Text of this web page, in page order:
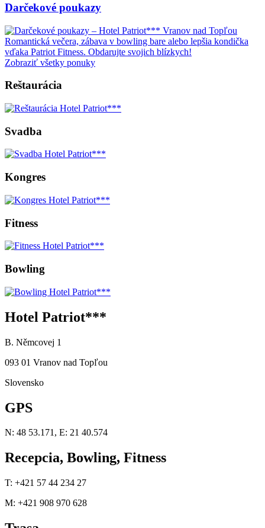
Darčekové poukazy
Romantická večera, zábava v bowling bare alebo lepšia kondička
vďaka Patriot Fitness. Obdarujte svojich blízkych!
Zobraziť všetky ponuky
Reštaurácia
Svadba
Kongres
Fitness
Bowling
Hotel Patriot***
B. Němcovej 1
093 01 Vranov nad Topľou
Slovensko
GPS
N: 48 53.171, E: 21 40.574
Recepcia, Bowling, Fitness
T: +421 57 44 234 27
M: +421 908 970 628